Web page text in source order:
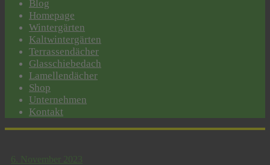
Blog
Homepage
Wintergärten
Kaltwintergärten
Terrassendächer
Glasschiebedach
Lamellendächer
Shop
Unternehmen
Kontakt
6. November 2023